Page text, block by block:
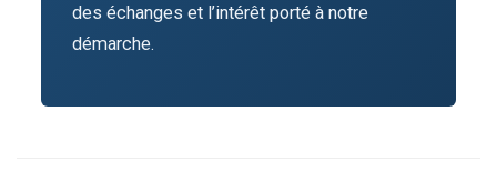
des échanges et l’intérêt porté à notre
démarche.